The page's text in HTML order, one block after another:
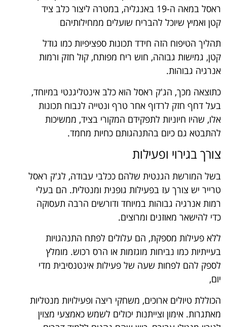
ראסל במאה ה-19 באנגליה, במטרה ליצור כלב ציד
קטן ואמיץ שיוכל להבריח שועלים ממחילותיהם
תהליך הטיפוח הזה חידד תכונות ספציפיות כמו גודל
קטן, גמישות גבוהה, חוש ריח מפותח, קול חזק ורמות
אנרגיה גבוהות.
כתוצאה מכך, הג'ק ראסל הוא כלב אינטליגנטי במיוחד,
בעל דחף חזק לרדוף אחר טרף ונטייה לנבוח תכונות
אלו, שהיו חיוניות לתפקידם המקורי בציד, ממשיכות
להתבטא גם כיום בהתנהגותם כחיות מחמד.
צורך בגירוי ופעילות
בשל המורשת הגנטית שלהם ככלבי עבודה, לג'ק ראסל
טרייר יש צורך עז בפעילות גופנית ומנטלית. הם בעלי
רמות אנרגיה גבוהות במיוחד ודורשים הרבה תעסוקה
כדי להישאר מאוזנים ומרוצים.
ללא פעילות מספקת, הם עלולים לפתח התנהגויות
בעייתיות כמו נביחות מוגזמות או הרס רכוש. מומלץ
לספק להם לפחות שעה של פעילות אינטנסיבית מדי
יום,
הכוללת טיולים ארוכים, משחקי ריצה ופעילויות מנטליות
מאתגרות. אימון וצייתנות יכולים לשמש כאמצעי מצוין